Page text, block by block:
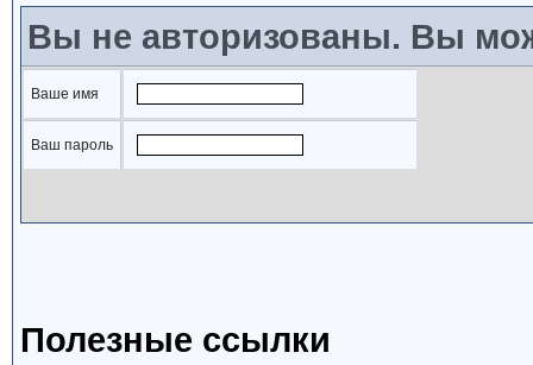
Вы не авторизованы. Вы
Ваше имя
Ваш пароль
Полезные ссылки